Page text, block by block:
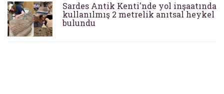
Sardes Antik Kenti'nde yol inşaatında
kullanılmış 2 metrelik anıtsal heykel
bulundu